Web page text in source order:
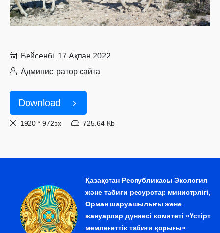
Бейсенбі, 17 Ақпан 2022
Администратор сайта
Download
1920 * 972px 725.64 Kb
Қазақстан Республикасы Экология
және табиғи ресурстар министрлігі,
Орман шаруашылығы және
жануарлар дүниесі комитеті «Үстірт
мемлекеттік табиғи қорығы»